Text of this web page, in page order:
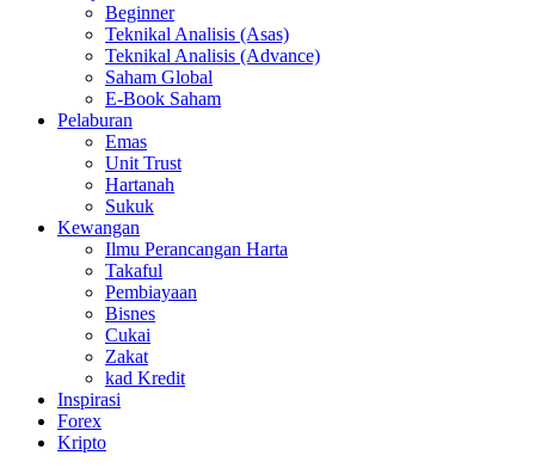
Beginner
Teknikal Analisis (Asas)
Teknikal Analisis (Advance)
Saham Global
E-Book Saham
Pelaburan
Emas
Unit Trust
Hartanah
Sukuk
Kewangan
Ilmu Perancangan Harta
Takaful
Pembiayaan
Bisnes
Cukai
Zakat
kad Kredit
Inspirasi
Forex
Kripto